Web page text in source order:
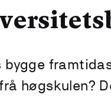
bygge
høgskulen?